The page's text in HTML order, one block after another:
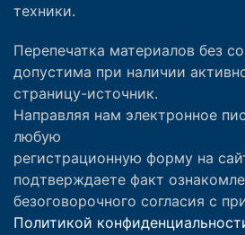
техники.
Перепечатка материалов без
допустима при наличии
страницу-источник.
Направляя нам электронное
любую
регистрационную форму на
подтверждаете факт
безоговорочного согласия с
Политикой